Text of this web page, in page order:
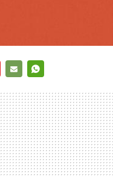
MAIL